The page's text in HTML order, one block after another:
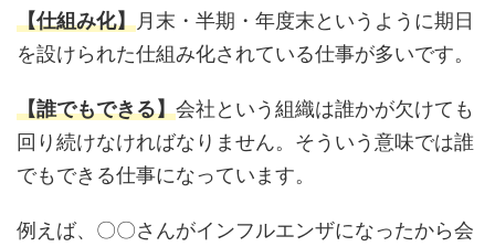
【仕組み化】月末・半期・年度末というように期日
を設けられた仕組み化されている仕事が多いです。
【誰でもできる】会社という組織は誰かが欠けても
回り続けなければなりません。そういう意味では誰
でもできる仕事になっています。
例えば、〇〇さんがインフルエンザになったから会